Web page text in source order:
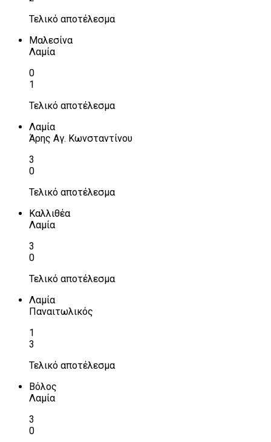
Τελικό αποτέλεσμα
Μαλεσίνα
Λαμία
0
1
Τελικό αποτέλεσμα
Λαμία
Άρης Αγ. Κωνσταντίνου
3
0
Τελικό αποτέλεσμα
Καλλιθέα
Λαμία
3
0
Τελικό αποτέλεσμα
Λαμία
Παναιτωλικός
1
3
Τελικό αποτέλεσμα
Βόλος
Λαμία
3
0